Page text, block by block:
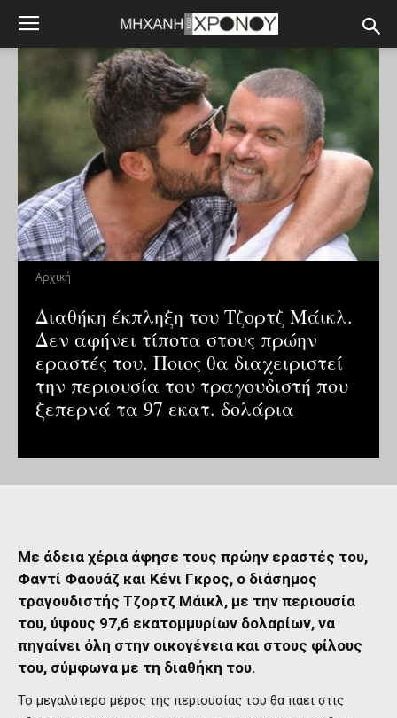
Αρχική
Διαθήκη έκπληξη του Τζορτζ Μάικλ.
Δεν αφήνει τίποτα στους πρώην
εραστές του. Ποιος θα διαχειριστεί
την περιουσία του τραγουδιστή που
ξεπερνά τα 97 εκατ. δολάρια
Με άδεια χέρια άφησε τους πρώην εραστές του,
Φαντί Φαουάζ και Κένι Γκρος, ο διάσημος
τραγουδιστής Τζορτζ Μάικλ, με την περιουσία
του, ύψους 97,6 εκατομμυρίων δολαρίων, να
πηγαίνει όλη στην οικογένεια και στους φίλους
του, σύμφωνα με τη διαθήκη του.
Το μεγαλύτερο μέρος της περιουσίας του θα πάει στις